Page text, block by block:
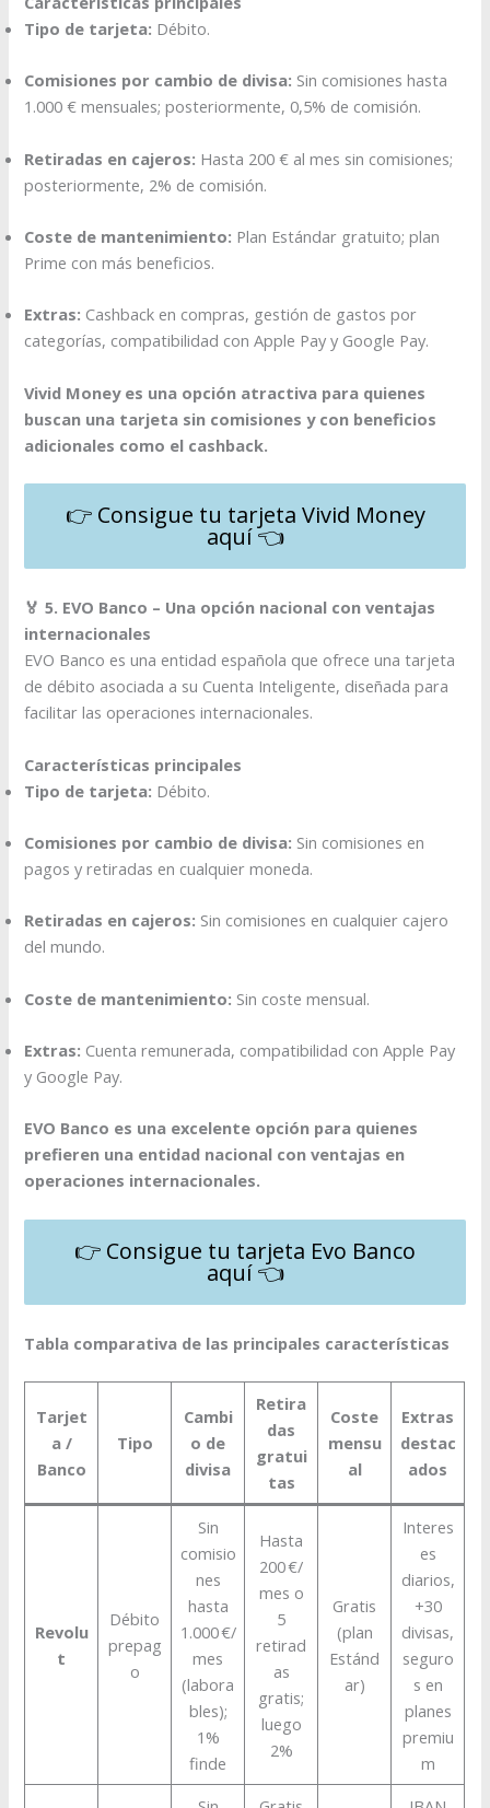
Tipo de tarjeta: Débito.
Comisiones por cambio de divisa: Sin comisiones hasta
1.000 € mensuales; posteriormente, 0,5% de comisión.​
Retiradas en cajeros: Hasta 200 € al mes sin comisiones;
posteriormente, 2% de comisión.​
Coste de mantenimiento: Plan Estándar gratuito; plan
Prime con más beneficios.​
Extras: Cashback en compras, gestión de gastos por
categorías, compatibilidad con Apple Pay y Google Pay.​
Vivid Money es una opción atractiva para quienes
buscan una tarjeta sin comisiones y con beneficios
adicionales como el cashback.​
👉 Consigue tu tarjeta Vivid Money
aquí 👈
🏅 5. EVO Banco – Una opción nacional con ventajas
internacionales
EVO Banco es una entidad española que ofrece una tarjeta
de débito asociada a su Cuenta Inteligente, diseñada para
facilitar las operaciones internacionales.​
Características principales
Tipo de tarjeta: Débito.​
Comisiones por cambio de divisa: Sin comisiones en
pagos y retiradas en cualquier moneda.
Retiradas en cajeros: Sin comisiones en cualquier cajero
del mundo.
Coste de mantenimiento: Sin coste mensual.​
Extras: Cuenta remunerada, compatibilidad con Apple Pay
y Google Pay.
EVO Banco es una excelente opción para quienes
prefieren una entidad nacional con ventajas en
operaciones internacionales.​
👉 Consigue tu tarjeta Evo Banco
aquí 👈
Tabla comparativa de las principales características
Tarjet
a /
Banco
Tipo
Cambi
o de
divisa
Retira
das
gratui
tas
Coste
mensu
al
Extras
destac
ados
Revolu
t
Débito
prepag
o
Sin
comisio
nes
hasta
1.000 €/
mes
(labora
bles);
1%
finde
Hasta
200 €/
mes o
5
retirad
as
gratis;
luego
2%
Gratis
(plan
Estánd
ar)
Interes
es
diarios,
+30
divisas,
seguro
s en
planes
premiu
m